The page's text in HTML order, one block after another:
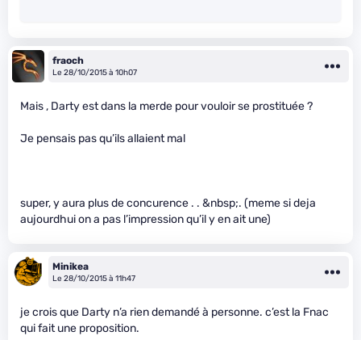
fraoch
Le 28/10/2015 à 10h07
Mais , Darty est dans la merde pour vouloir se prostituée ?
Je pensais pas qu’ils allaient mal
super, y aura plus de concurence . . &nbsp;. (meme si deja
aujourdhui on a pas l’impression qu’il y en ait une)
Minikea
Le 28/10/2015 à 11h47
je crois que Darty n’a rien demandé à personne. c’est la Fnac
qui fait une proposition.